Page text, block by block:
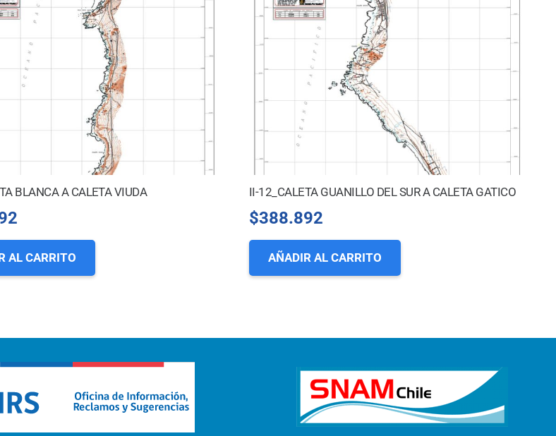
BLANCA A CALETA VIUDA
AL CARRITO
II-12_CALETA GUANILLO DEL SUR A CALETA GATICO
$388.892
AÑADIR AL CARRITO